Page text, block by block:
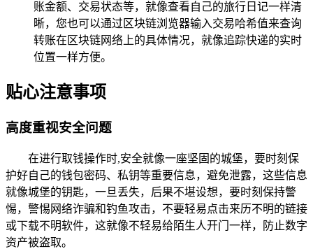
账金额、交易状态等，就像查看自己的旅行日记一样清
晰，您也可以通过区块链浏览器输入交易哈希值来查询
转账在区块链网络上的具体情况，就像追踪快递的实时
位置一样方便。
贴心注意事项
高度重视安全问题
在进行取钱操作时,安全就像一座坚固的城堡，要时刻保
护好自己的钱包密码、私钥等重要信息，避免泄露，这些信息
就像城堡的钥匙，一旦丢失，后果不堪设想，要时刻保持警
惕，警惕网络诈骗和钓鱼攻击，不要轻易点击来历不明的链接
或下载不明软件，这就像不轻易给陌生人开门一样，防止数字
资产被盗取。